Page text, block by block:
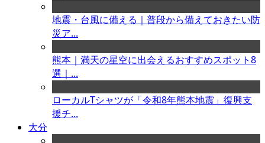
地震・台風に備える｜普段から備えておきたい防
災ア...
熊本｜満天の星空に出会えるおすすめスポット8
選｜...
ローカルTシャツが「令和8年熊本地震」復興支
援チ...
大分